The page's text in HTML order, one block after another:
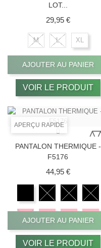
LOT...
29,95 €Prix
M L XL
AJOUTER AU PANIER
VOIR LE PRODUIT
APERÇU RAPIDE
PANTALON THERMIQUE -
F5176
44,95 €Prix
AJOUTER AU PANIER
VOIR LE PRODUIT